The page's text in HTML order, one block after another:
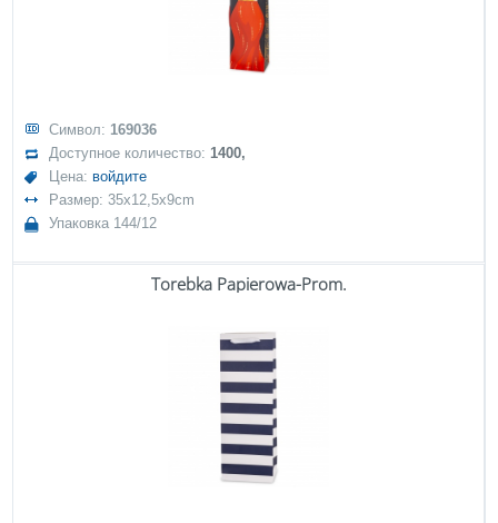
Символ: 169036
Доступное количество:1400,
Цена: войдите
Размер: 35x12,5x9cm
Упаковка 144/12
Torebka Papierowa-Prom.